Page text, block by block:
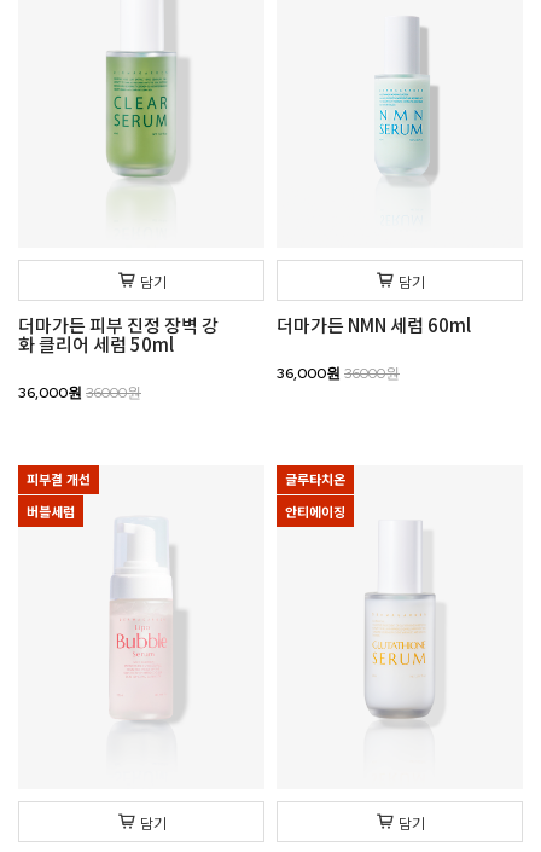
담기
더마가든 피부 진정 장벽 강
화 클리어 세럼 50ml
36,000원 36000원
담기
더마가든 NMN 세럼 60ml
36,000원 36000원
피부결 개선
버블세럼
담기
글루타치온
안티에이징
담기